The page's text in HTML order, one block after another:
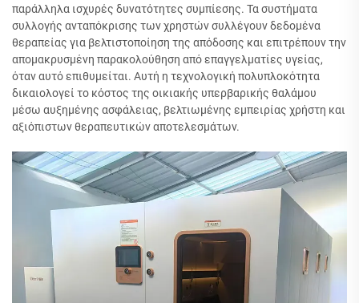
παράλληλα ισχυρές δυνατότητες συμπίεσης. Τα συστήματα
συλλογής ανταπόκρισης των χρηστών συλλέγουν δεδομένα
θεραπείας για βελτιστοποίηση της απόδοσης και επιτρέπουν την
απομακρυσμένη παρακολούθηση από επαγγελματίες υγείας,
όταν αυτό επιθυμείται. Αυτή η τεχνολογική πολυπλοκότητα
δικαιολογεί το κόστος της οικιακής υπερβαρικής θαλάμου
μέσω αυξημένης ασφάλειας, βελτιωμένης εμπειρίας χρήστη και
αξιόπιστων θεραπευτικών αποτελεσμάτων.